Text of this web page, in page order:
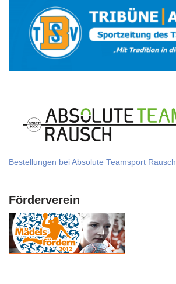
Bestellungen bei Absolute Teamsport Rausch
Förderverein